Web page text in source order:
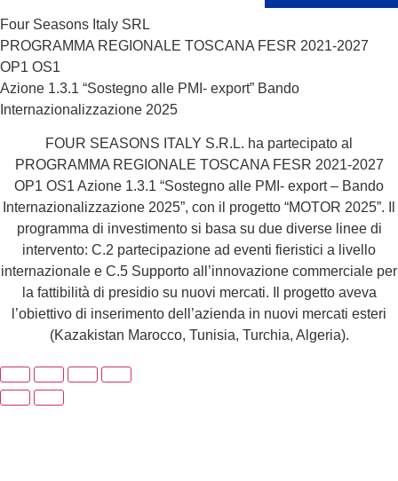
Four Seasons Italy SRL
PROGRAMMA REGIONALE TOSCANA FESR 2021-2027
OP1 OS1
Azione 1.3.1 “Sostegno alle PMI- export” Bando
Internazionalizzazione 2025
FOUR SEASONS ITALY S.R.L. ha partecipato al
PROGRAMMA REGIONALE TOSCANA FESR 2021-2027
OP1 OS1 Azione 1.3.1 “Sostegno alle PMI- export – Bando
Internazionalizzazione 2025”, con il progetto “MOTOR 2025”. Il
programma di investimento si basa su due diverse linee di
intervento: C.2 partecipazione ad eventi fieristici a livello
internazionale e C.5 Supporto all’innovazione commerciale per
la fattibilità di presidio su nuovi mercati. Il progetto aveva
l’obiettivo di inserimento dell’azienda in nuovi mercati esteri
(Kazakistan Marocco, Tunisia, Turchia, Algeria).